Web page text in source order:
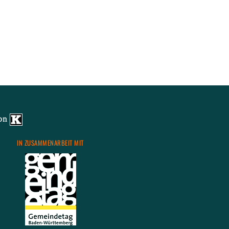
IN ZU­SAM­MEN­AR­BEIT MIT